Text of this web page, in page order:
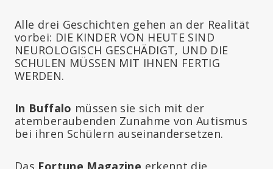
Alle drei Geschichten gehen an der Realität
vorbei: DIE KINDER VON HEUTE SIND
NEUROLOGISCH GESCHÄDIGT, UND DIE
SCHULEN MÜSSEN MIT IHNEN FERTIG
WERDEN.
In Buffalo müssen sie sich mit der
atemberaubenden Zunahme von Autismus
bei ihren Schülern auseinandersetzen.
Das Fortune Magazine erkennt die